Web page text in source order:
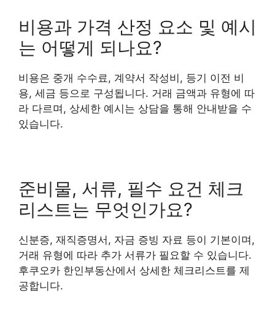
비용과 가격 산정 요소 및 예시
는 어떻게 되나요?
비용은 중개 수수료, 계약서 작성비, 등기 이전 비
용, 세금 등으로 구성됩니다. 거래 금액과 유형에 따
라 다르며, 상세한 예시는 상담을 통해 안내받을 수
있습니다.
준비물, 서류, 필수 요건 체크
리스트는 무엇인가요?
신분증, 재직증명서, 자금 증빙 자료 등이 기본이며,
거래 유형에 따라 추가 서류가 필요할 수 있습니다.
후쿠오카 한인부동산에서 상세한 체크리스트를 제
공합니다.